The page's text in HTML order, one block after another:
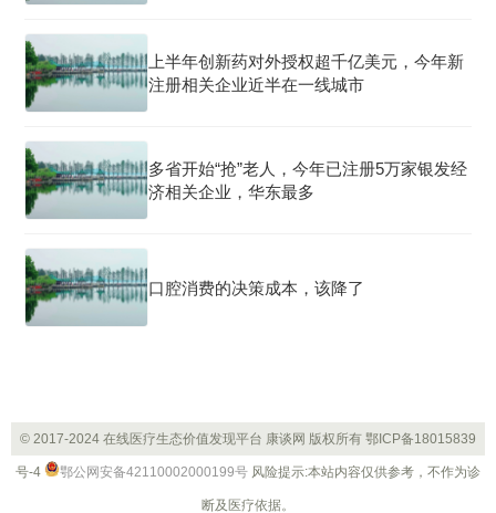
上半年创新药对外授权超千亿美元，今年新
注册相关企业近半在一线城市
多省开始“抢”老人，今年已注册5万家银发经
济相关企业，华东最多
口腔消费的决策成本，该降了
© 2017-2024 在线医疗生态价值发现平台 康谈网 版权所有 鄂ICP备18015839
号-4 鄂公网安备42110002000199号 风险提示:本站内容仅供参考，不作为诊
断及医疗依据。